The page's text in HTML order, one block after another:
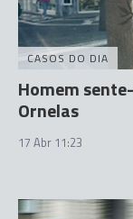
CASOS DO DIA
Homem
Ornelas
17 Abr 11:23